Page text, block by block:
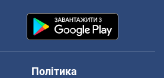
Політика